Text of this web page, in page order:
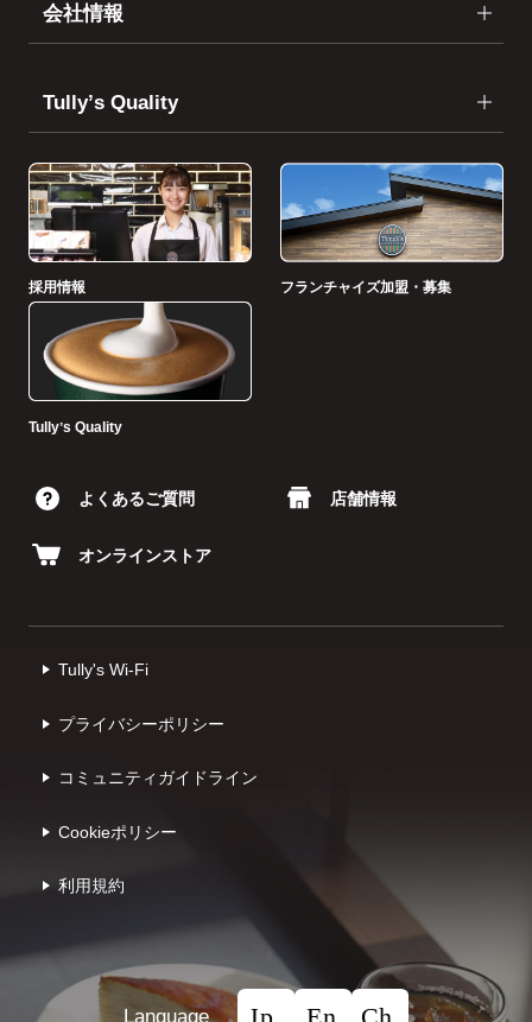
会社情報
Tullyʼs Quality
採用情報 フランチャイズ加盟・募集
Tullyʼs Quality
よくあるご質問 店舗情報
オンラインストア
Tully's Wi-Fi
プライバシーポリシー
コミュニティガイドライン
Cookieポリシー
利⽤規約
Language